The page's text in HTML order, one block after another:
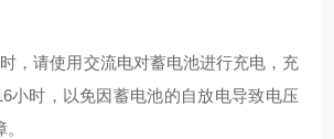
，请使用交流电对蓄电池进行充电，充
小时，以免因蓄电池的自放电导致电压